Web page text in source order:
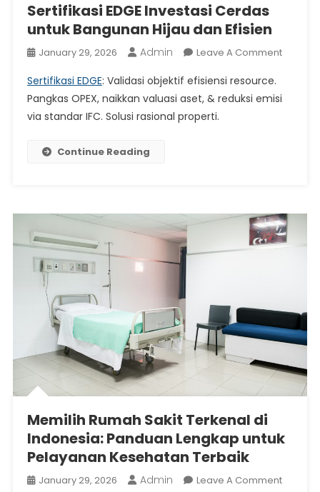
Sertifikasi EDGE Investasi Cerdas
untuk Bangunan Hijau dan Efisien
January 29, 2026 Admin Leave A CommentOn
Sertifikasi EDGE: Validasi objektif efisiensi resource.
Pangkas OPEX, naikkan valuasi aset, & reduksi emisi
via standar IFC. Solusi rasional properti.
Continue Reading
Memilih Rumah Sakit Terkenal di
Indonesia: Panduan Lengkap untuk
Pelayanan Kesehatan Terbaik
January 29, 2026 Admin Leave A CommentOn